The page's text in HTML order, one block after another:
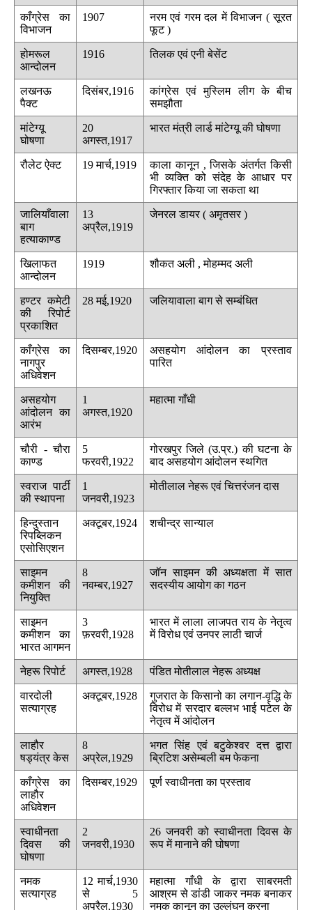
काँग्रेस का
विभाजन
1907
नरम एवं गरम दल में विभाजन ( सूरत
फूट )
होमरूल
आन्दोलन
1916 तिलक एवं एनी बेसेंट
लखनऊ
पैक्ट
दिसंबर,1916
कांग्रेस एवं मुस्लिम लीग के बीच
समझौता
मांटेग्यू
घोषणा
20
अगस्त,1917
भारत मंत्री लार्ड मांटेग्यू की घोषणा
रौलेट ऐक्ट 19 मार्च,1919
काला कानून , जिसके अंतर्गत किसी
भी व्यक्ति को संदेह के आधार पर
गिरफ्तार किया जा सकता था
जालियाँवाला
बाग
हत्याकाण्ड
13
अप्रैल,1919
जेनरल डायर ( अमृतसर )
खिलाफत
आन्दोलन
1919 शौकत अली , मोहम्मद अली
हण्टर कमेटी
की रिपोर्ट
प्रकाशित
28 मई,1920 जलियावाला बाग से सम्बंधित
काँग्रेस का
नागपुर
अधिवेशन
दिसम्बर,1920
असहयोग आंदोलन का प्रस्ताव
पारित
असहयोग
आंदोलन का
आरंभ
1
अगस्त,1920
महात्मा गाँधी
चौरी - चौरा
काण्ड
5
फरवरी,1922
गोरखपुर जिले (उ.प्र.) की घटना के
बाद असहयोग आंदोलन स्थगित
स्वराज पार्टी
की स्थापना
1
जनवरी,1923
मोतीलाल नेहरू एवं चित्तरंजन दास
हिन्दुस्तान
रिपब्लिकन
एसोसिएशन
अक्टूबर,1924 शचीन्द्र सान्याल
साइमन
कमीशन की
नियुक्ति
8
नवम्बर,1927
जॉन साइमन की अध्यक्षता में सात
सदस्यीय आयोग का गठन
साइमन
कमीशन का
भारत आगमन
3
फ़रवरी,1928
भारत में लाला लाजपत राय के नेतृत्व
में विरोध एवं उनपर लाठी चार्ज
नेहरू रिपोर्ट अगस्त,1928 पंडित मोतीलाल नेहरू अध्यक्ष
वारदोली
सत्याग्रह
अक्टूबर,1928
गुजरात के किसानो का लगान-वृद्धि के
विरोध में सरदार बल्लभ भाई पटेल के
नेतृत्व में आंदोलन
लाहौर
षड्यंत्र केस
8
अप्रेल,1929
भगत सिंह एवं बटुकेश्वर दत्त द्वारा
ब्रिटिश असेम्बली बम फेकना
काँग्रेस का
लाहौर
अधिवेशन
दिसम्बर,1929 पूर्ण स्वाधीनता का प्रस्ताव
स्वाधीनता
दिवस की
घोषणा
2
जनवरी,1930
26 जनवरी को स्वाधीनता दिवस के
रूप में मानाने की घोषणा
नमक
सत्याग्रह
12 मार्च,1930
से 5
अप्रैल,1930
महात्मा गाँधी के द्वारा साबरमती
आश्रम से डांडी जाकर नमक बनाकर
नमक कानून का उल्लंघन करना